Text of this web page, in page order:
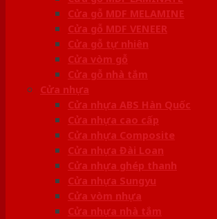
Cửa gỗ MDF MELAMINE
Cửa gỗ MDF VENEER
Cửa gỗ tự nhiên
Cửa vòm gỗ
Cửa gỗ nhà tắm
Cửa nhựa
Cửa nhựa ABS Hàn Quốc
Cửa nhựa cao cấp
Cửa nhựa Composite
Cửa nhựa Đài Loan
Cửa nhựa ghép thanh
Cửa nhựa Sungyu
Cửa vòm nhựa
Cửa nhựa nhà tắm